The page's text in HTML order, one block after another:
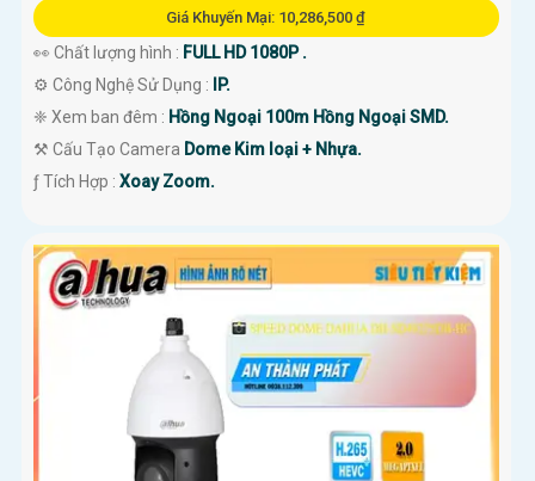
Giá Khuyến Mại: 10,286,500 ₫
👀 Chất lượng hình : FULL HD 1080P .
⚙ Công Nghệ Sử Dụng : IP.
❈ Xem ban đêm : Hồng Ngoại 100m Hồng Ngoại SMD.
⚒ Cấu Tạo Camera Dome Kim loại + Nhựa.
️ƒ Tích Hợp : Xoay Zoom.